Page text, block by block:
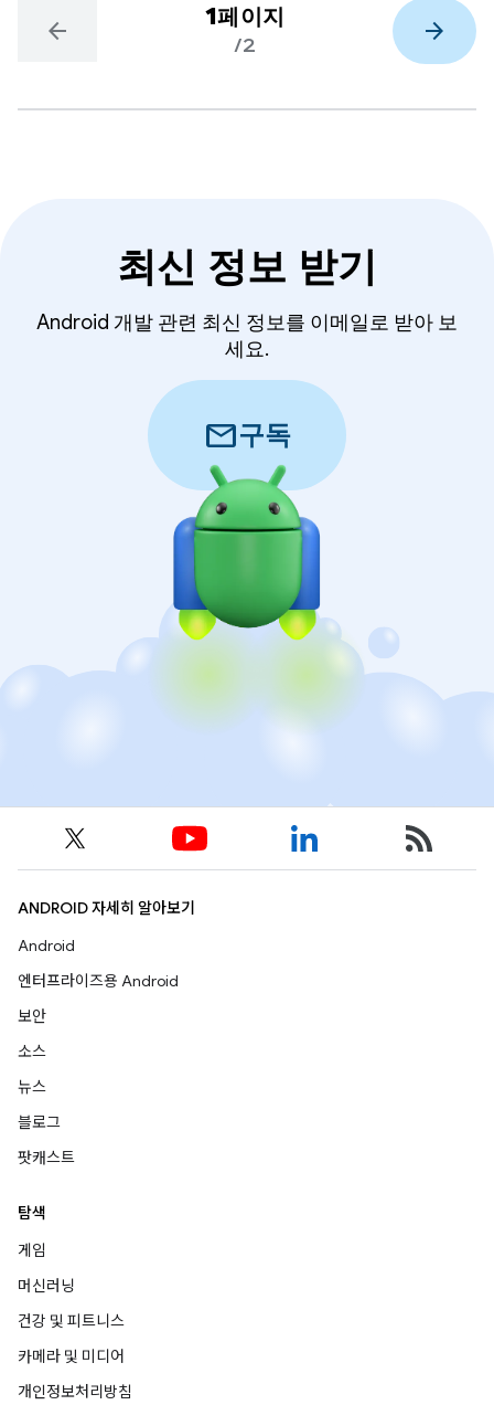
arrow_back 1페이지
/2 arrow_forward
최신 정보 받기
Android 개발 관련 최신 정보를 이메일로 받아 보
세요.
mail구독
ANDROID 자세히 알아보기
Android
엔터프라이즈용 Android
보안
소스
뉴스
블로그
팟캐스트
탐색
게임
머신러닝
건강 및 피트니스
카메라 및 미디어
개인정보처리방침